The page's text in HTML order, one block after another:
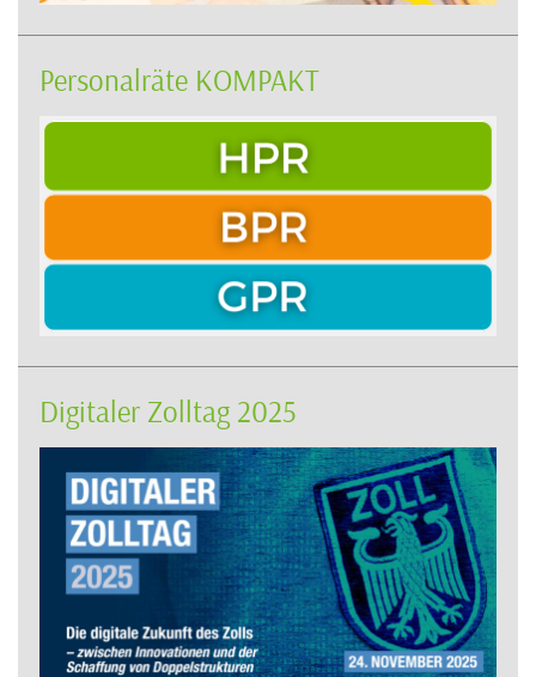
Personalräte KOMPAKT
Digitaler Zolltag 2025